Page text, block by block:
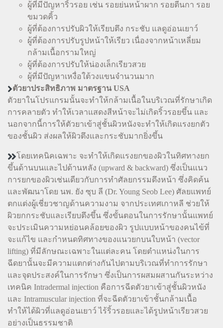
ผู้ที่มีปัญหาริ้วรอย เช่น รอยย่นหน้าผาก รอยตีนกา รอย
ขมวดคิ้ว
ผู้ที่ต้องการปรับผิวให้เรียบตึง กระชับ แลดูอ่อนเยาว์
ผู้ที่ต้องการปรับรูปหน้าให้เรียว เนื่องจากหน้าเหลี่ยม
กล้ามเนื้อกรามใหญ่
ผู้ที่ต้องการปรับให้น่องเล็กเรียวสวย
ผู้ที่มีปัญหาเหงื่อใต้วงแขนจำนวนมาก
ตัวยาประสิทธิภาพ มาตรฐาน USA
ตัวยาในโปรแกรมนั้นจะทำให้กล้ามเนื้อในบริเวณที่รักษาเกิด
การคลายตัว ทำให้เวลาแสดงสีหน้าจะไม่เกิดริ้วรอยขึ้น และ
นอกจากนี้การให้ตัวยาเข้าสู่ชั้นผิวหนังจะทำให้เกิดแรงยกตัว
ของชั้นผิว ส่งผลให้ผิวตึงและกระชับมากยิ่งขึ้น
โดยเทคนิคเฉพาะ จะทำให้เกิดแรงยกของผิวในทิศทางยก
ขึ้นด้านบนและไปด้านหลัง (upward & backward) ซึ่งเป็นแนว
การยกของผิวเช่นเดียวกับการทำศัลยกรรมดึงหน้า ซึ่งคิดค้น
และพัฒนาโดย นพ. ยัง ซุบ ลี (Dr. Young Seob Lee) ศัลยแพทย์
ตกแต่งผู้เชี่ยวชาญด้านความงาม จากประเทศเกาหลี ช่วยให้
ผิวยกกระชับและเรียบตึงขึ้น ซึ่งขั้นตอนในการรักษานั้นแพทย์
จะประเมินความหย่อนคล้อยของผิว รูปแบบหน้าของคนไข้ที่
จะแก้ไข และกำหนดทิศทางของแนวยกบนใบหน้า (vector
lifting) ที่มีลักษณะเฉพาะในแต่ละคน โดยตำแหน่งในการ
ฉีดยานั้นจะมีความแตกต่างกันไปตามบริเวณที่ทำการรักษา
และจุดประสงค์ในการรักษา ซึ่งเป็นการผสมผสานกันระหว่าง
เทคนิค Intradermal injection คือการฉีดตัวยาเข้าสู่ชั้นผิวหนัง
และ Intramuscular injection ที่จะฉีดตัวยาเข้าชั้นกล้ามเนื้อ
ทำให้ได้ผิวที่แลดูอ่อนเยาว์ ไร้ริ้วรอยและได้รูปหน้าเรียวสวย
อย่างเป็นธรรมชาติ